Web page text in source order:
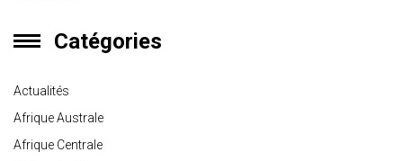
Catégories
Actualités
Afrique Australe
Afrique Centrale